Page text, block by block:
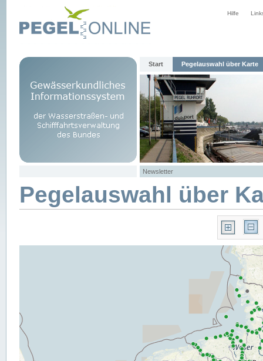
Hilfe
Start Pegelauswahl über Karte
Newsletter
Pegelauswahl über